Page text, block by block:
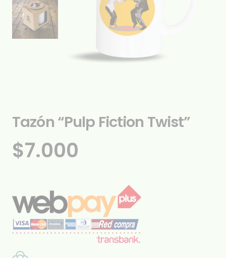
Tazón “Pulp Fiction Twist”
$7.000